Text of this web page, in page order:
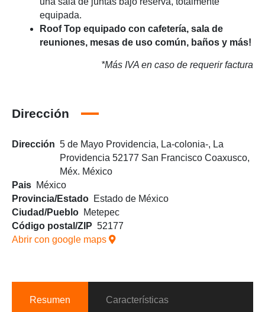
equipada.
Roof Top equipado con cafetería, sala de
reuniones, mesas de uso común, baños y más!
*Más IVA en caso de requerir factura
Dirección
Dirección 5 de Mayo Providencia, La-colonia-, La
Providencia 52177 San Francisco Coaxusco,
Méx. México
Pais México
Provincia/Estado Estado de México
Ciudad/Pueblo Metepec
Código postal/ZIP 52177
Abrir con google maps
Resumen Características